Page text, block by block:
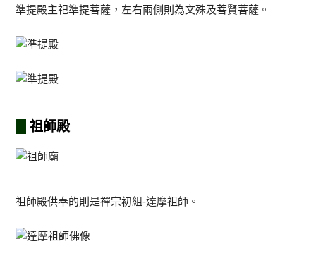
準提殿主祀準提菩薩，左右兩側則為文殊及菩賢菩薩。
祖師殿
祖師殿供奉的則是禪宗初組-達摩祖師。